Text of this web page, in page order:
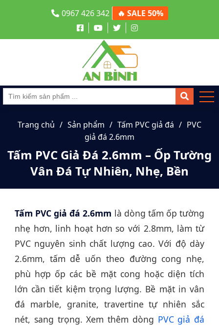
0967 426 342 🔥 SALE 50%
Trang chủ Sản phẩm Tấm PVC giả đá
PVC
giả đá 2.6mm
Tấm PVC Giả Đá 2.6mm – Ốp Tường
Vân Đá Tự Nhiên, Nhẹ, Bền
Tấm PVC giả đá 2.6mm là dòng tấm ốp tường
nhẹ hơn, linh hoạt hơn so với 2.8mm, làm từ
PVC nguyên sinh chất lượng cao. Với độ dày
2.6mm, tấm dễ uốn theo đường cong nhẹ,
phù hợp ốp các bề mặt cong hoặc diện tích
lớn cần tiết kiệm trọng lượng. Bề mặt in vân
đá marble, granite, travertine tự nhiên sắc
nét, sang trọng. Xem thêm dòng PVC giả đá